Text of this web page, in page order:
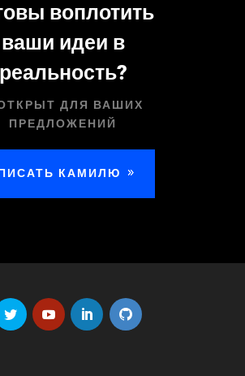
воплотить
ваши идеи в
реальность?
ДЛЯ ВАШИХ
ПРЕДЛОЖЕНИЙ
КАМИЛЮ